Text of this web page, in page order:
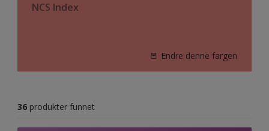
NCS Index
Endre denne fargen
36 produkter funnet